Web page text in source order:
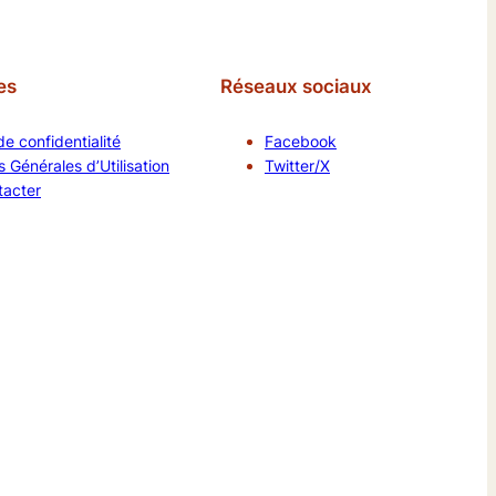
confidentialité
Générales d’Utilisation
Réseaux sociaux
Facebook
Twitter/X